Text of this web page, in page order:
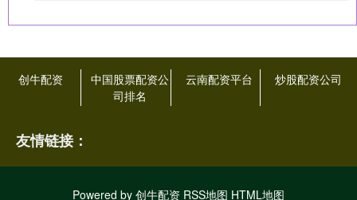
创牛配资
中国股票配资公
司排名
云南配资平台 炒股配资公司
友情链接：
Powered by 创牛配资 RSS地图 HTML地图